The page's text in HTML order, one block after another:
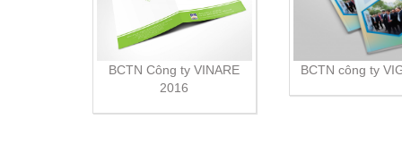
BCTN Công ty VINARE
2016
BCTN công ty